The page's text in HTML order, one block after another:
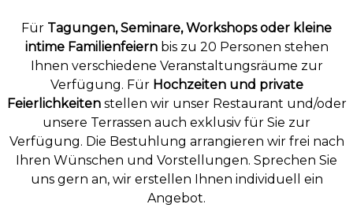
Für Tagungen, Seminare, Workshops oder kleine
intime Familienfeiernbis zu 20 Personen stehen
Ihnen verschiedene Veranstaltungsräume zur
Verfügung. Für Hochzeiten und private
Feierlichkeitenstellen wir unser Restaurant und/oder
unsere Terrassen auch exklusiv für Sie zur
Verfügung. Die Bestuhlung arrangieren wir frei nach
Ihren Wünschen und Vorstellungen. Sprechen Sie
uns gern an, wir erstellen Ihnen individuell ein
Angebot.